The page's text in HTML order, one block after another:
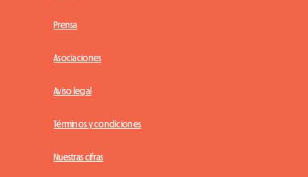
Prensa
Asociaciones
Aviso legal
Términos y condiciones
Nuestras cifras